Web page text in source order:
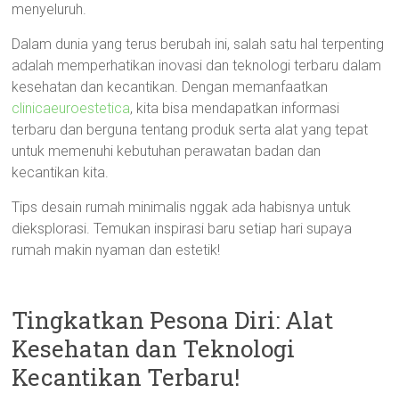
menyeluruh.
Dalam dunia yang terus berubah ini, salah satu hal terpenting
adalah memperhatikan inovasi dan teknologi terbaru dalam
kesehatan dan kecantikan. Dengan memanfaatkan
clinicaeuroestetica, kita bisa mendapatkan informasi
terbaru dan berguna tentang produk serta alat yang tepat
untuk memenuhi kebutuhan perawatan badan dan
kecantikan kita.
Tips desain rumah minimalis nggak ada habisnya untuk
dieksplorasi. Temukan inspirasi baru setiap hari supaya
rumah makin nyaman dan estetik!
Tingkatkan Pesona Diri: Alat
Kesehatan dan Teknologi
Kecantikan Terbaru!